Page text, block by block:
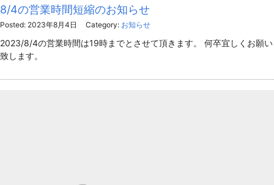
8/4の営業時間短縮のお知らせ
Posted: 2023年8月4日 Category: お知らせ
2023/8/4の営業時間は19時までとさせて頂きます。 何卒宜しくお願い
致します。